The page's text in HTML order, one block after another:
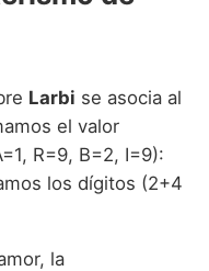
Larbi se asocia al
el valor
R=9, B=2, I=9):
los dígitos (2+4
la